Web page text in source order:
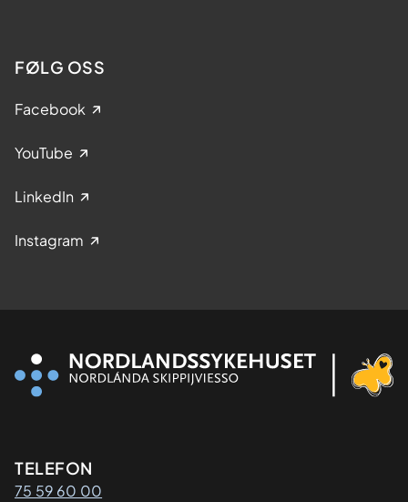
FØLG OSS
Facebook
YouTube
LinkedIn
Instagram
Kontaktinformasjon
TELEFON
75 59 60 00